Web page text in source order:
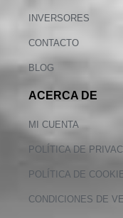
INVERSORES
CONTACTO
BLOG
ACERCA DE
MI CUENTA
POLÍTICA DE
POLÍTICA DE
CONDICIONES DE